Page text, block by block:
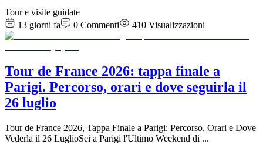
Tour e visite guidate
13 giorni fa
0 Commenti 410 Visualizzazioni
Tour de France 2026: tappa finale a
Parigi. Percorso, orari e dove seguirla il
26 luglio
Tour de France 2026, Tappa Finale a Parigi: Percorso, Orari e Dove
Vederla il 26 LuglioSei a Parigi l'Ultimo Weekend di ...